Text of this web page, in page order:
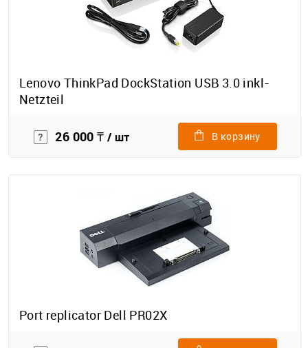
Lenovo ThinkPad DockStation USB 3.0 inkl-
Netzteil
26 000 ₸ / шт В корзину
Port replicator Dell PR02X